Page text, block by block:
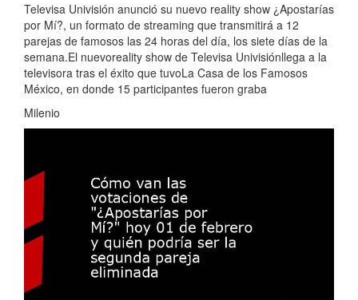
Televisa Univisión anunció su nuevo reality show ¿Apostarías
por Mí?, un formato de streaming que transmitirá a 12
parejas de famosos las 24 horas del día, los siete días de la
semana.El nuevoreality show de Televisa Univisiónllega a la
televisora tras el éxito que tuvoLa Casa de los Famosos
México, en donde 15 participantes fueron graba
Milenio